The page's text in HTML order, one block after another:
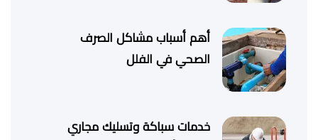
أهم أسباب مشاكل الصرف
الصحي في الفلل
خدمات سباكة وتسليك مجاري